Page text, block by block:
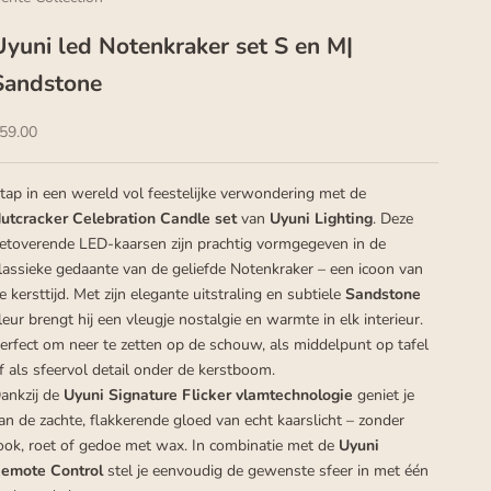
led Notenkraker set S en M|
price
in een wereld vol feestelijke verwondering met de
Celebration Candle setvan Uyuni Lighting. Deze
LED-kaarsen zijn prachtig vormgegeven in de
gedaante van de geliefde Notenkraker – een icoon van
kersttijd. Met zijn elegante uitstraling en subtieleSandstone
brengt hij een vleugje nostalgie en warmte in elk interieur.
om neer te zetten op de schouw, als middelpunt op tafel
als sfeervol detail onder de kerstboom.
de Uyuni Signature Flicker vlamtechnologie geniet je
de zachte, flakkerende gloed van echt kaarslicht – zonder
roet of gedoe met wax. In combinatie met de Uyuni
Controlstel je eenvoudig de gewenste sfeer in met één